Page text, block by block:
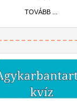
TOVÁBB ...